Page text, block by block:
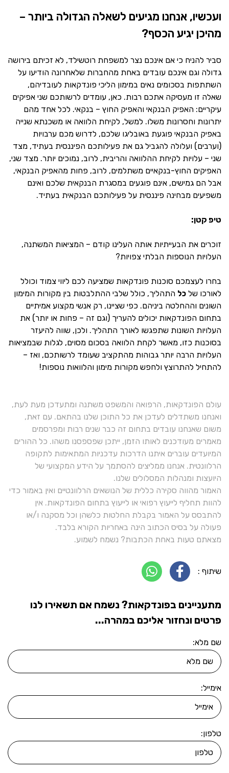
ועכשיו, אנחנו מגיעים לשאלה הגדולה ביותר –
מהיכן יגיע הכסף?
סביר להניח כי אם אינכם נצר למשפחת רוטשילד, לא זכיתם בירושה
גדולה וגם אינכם עובדים באחת מהחברות שלאחרונה הודיעו על
השתתפות בסכומים נאים במימון הליכי פונדקאות לעובדיהם,
שאלה זו מעסיקה אתכם רבות. כאן, עומדים לרשותכם שני אפיקים
עיקריים: האפיק הבנקאי והאפיק החוץ – בנקאי. לכל אחד מהם
יתרונות וחסרונות משלו. למשל, לקיחת הלוואה או משכנתא שנייה
באפיק הבנקאי פוגעת באובליגו שלכם, לדרוש מכם ערבויות
(וערבים) ועלולה להגביל גם את פעילותכם הפיננסית בעתיד, מצד
שני – עלויות לקיחת ההלוואה והריבית, לרוב, נמוכים יותר. מצד שני,
האפיקים החוץ-בנקאיים משתלמים, לרוב, פחות מהאפיק הבנקאי,
אבל הם גמישים, אינם פוגעים במסגרת הבנקאית שלכם ואינם
משפיעים מבחינה פיננסית על פעילותכם הבנקאית בעתיד.
טיפ קטן:
זוכרים את הבעייתיות אותה העלינו קודם – המציאות המשתנה,
העלויות הנוספות הבלתי צפויות?
בחרו לעצמכם סוכנות פונדקאות שמציעה לכם ליווי צמוד וכולל
לאורכו של כל התהליך, כולל שלבי ההתלבטות בין מקורות המימון
השונים וההחלטה ביניהם. כפי שציינו, רק אנשי מקצוע אמיתיים
בתחום הפונדקאות יכולים להעריך (וגם זה – פחות או יותר) את
העלויות השונות שתפגשו לאורך התהליך. ולכן, שווה להיעזר
בסוכנות כזו, מאשר לקחת הלוואה בסכום מסוים, לגלות שבמציאות
העלויות הרבה יותר גבוהות מהתקציב שעומד לרשותכם, ואז –
להתחיל להתרוצץ ולחפש מקורות מימון והלוואות נוספות!
עולם הפונדקאות, הרפואה והמשפט משתנה ומתעדכן מעת לעת,
ואנחנו משתדלים לעדכן את כל התוכן שלנו בהתאם. עם זאת,
משום שאנחנו עובדים בתחום זה כבר שנים רבות ומפרסמים
מאמרים מעודכנים לאותו הזמן, ייתכן שפספסנו משהו. כל ההורים
המיועדים עוברים איתנו הדרכות עדכניות המתאימות לתקופה
הרלוונטית. אנחנו ממליצים להסתמך על הידע המקצועי של
היועצות ומנהלות המסלולים שלנו.
האמור מהווה סקירה כללית של הנושאים הרלוונטיים ואין באמור כדי
להוות תחליף לייעוץ רפואי או לייעוץ בתחום הפונדקאות. אין
להתבסס על האמור בקבלת החלטות כלשהן וכל מסקנה ו/או
פעולה על בסיס הכתוב הינה באחריות הקורא בלבד.
מצאתם טעות באחת הכתבות? נשמח לשמוע.
שיתוף :
מתעניינים בפונדקאות? נשמח אם תשאירו לנו
פרטים ונחזור אליכם במהרה...
שם מלא:
אימייל:
טלפון: